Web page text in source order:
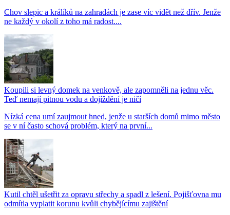
Chov slepic a králíků na zahradách je zase víc vidět než dřív. Jenže
ne každý v okolí z toho má radost....
Koupili si levný domek na venkově, ale zapomněli na jednu věc.
Teď nemají pitnou vodu a dojíždění je ničí
Nízká cena umí zaujmout hned, jenže u starších domů mimo město
se v ní často schová problém, který na první...
Kutil chtěl ušetřit za opravu střechy a spadl z lešení. Pojišťovna mu
odmítla vyplatit korunu kvůli chybějícímu zajištění